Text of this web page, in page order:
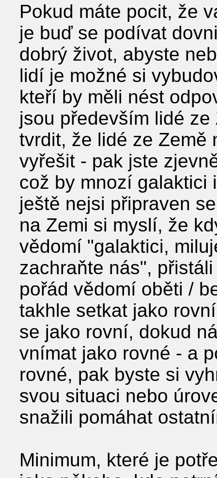
Pokud máte pocit, že
je buď se podívat
dobrý život, abyste
lidí je možné si
kteří by měli nést
jsou především lidé
tvrdit, že lidé ze Země
vyřešit - pak jste
což by mnozí galaktici
ještě nejsi připraven
na Zemi si myslí, že
vědomí "galaktici,
zachraňte nás",
pořád vědomí oběti /
takhle setkat jako
se jako rovní, dokud
vnímat jako rovné - a
rovné, pak byste si
svou situaci nebo
snažili pomáhat
Minimum, které je